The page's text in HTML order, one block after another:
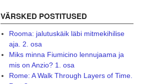
VÄRSKED POSTITUSED
Rooma: jalutuskäik läbi mitmekihilise
aja. 2. osa
Miks minna Fiumicino lennujaama ja
mis on Anzio? 1. osa
Rome: A Walk Through Layers of Time.